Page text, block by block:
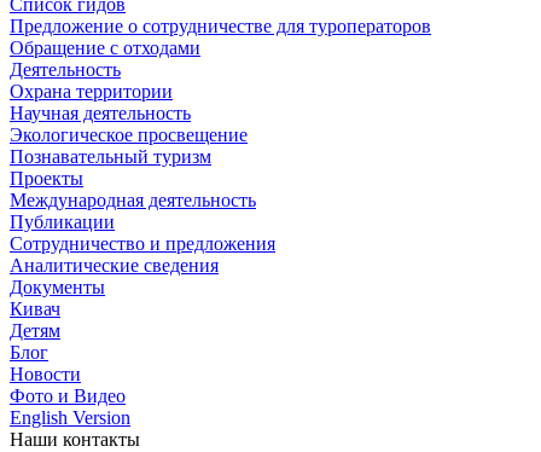
Список гидов
Предложение о сотрудничестве для туроператоров
Обращение с отходами
Деятельность
Охрана территории
Научная деятельность
Экологическое просвещение
Познавательный туризм
Проекты
Международная деятельность
Публикации
Сотрудничество и предложения
Аналитические сведения
Документы
Кивач
Детям
Блог
Новости
Фото и Видео
English Version
Наши контакты